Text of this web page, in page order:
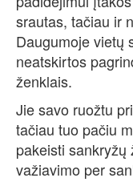
srautas, tačiau ir
Daugumoje vietų
neatskirtos
ženklais.
Jie savo ruožtu
tačiau tuo pačiu
pakeisti sankryžų
važiavimo per